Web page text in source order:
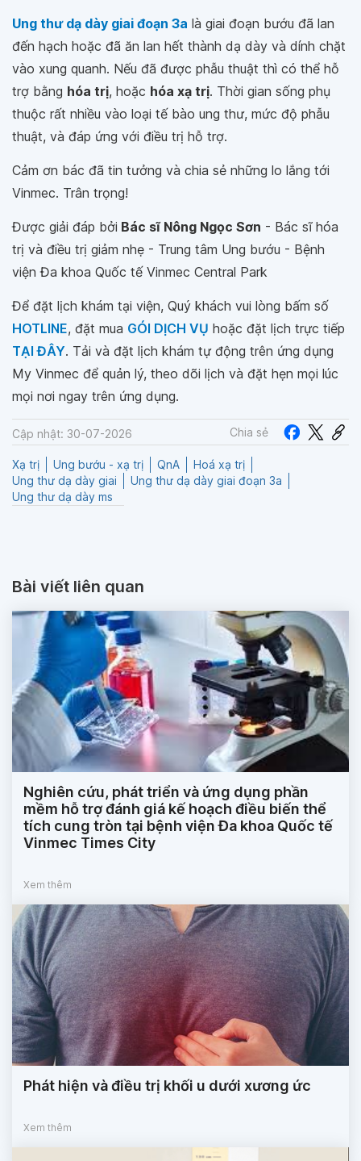
Ung thư dạ dày giai đoạn 3a là giai đoạn bướu đã lan
đến hạch hoặc đã ăn lan hết thành dạ dày và dính chặt
vào xung quanh. Nếu đã được phẫu thuật thì có thể hỗ
trợ bằng hóa trị, hoặc hóa xạ trị. Thời gian sống phụ
thuộc rất nhiều vào loại tế bào ung thư, mức độ phẫu
thuật, và đáp ứng với điều trị hỗ trợ.
Cảm ơn bác đã tin tưởng và chia sẻ những lo lắng tới
Vinmec. Trân trọng!
Được giải đáp bởi Bác sĩ Nông Ngọc Sơn - Bác sĩ hóa
trị và điều trị giảm nhẹ - Trung tâm Ung bướu - Bệnh
viện Đa khoa Quốc tế Vinmec Central Park
Để đặt lịch khám tại viện, Quý khách vui lòng bấm số
HOTLINE, đặt mua GÓI DỊCH VỤ hoặc đặt lịch trực tiếp
TẠI ĐÂY. Tải và đặt lịch khám tự động trên ứng dụng
My Vinmec để quản lý, theo dõi lịch và đặt hẹn mọi lúc
mọi nơi ngay trên ứng dụng.
Cập nhật: 30-07-2026 Chia sẻ
Xạ trị Ung bướu - xạ trị QnA
Hoá xạ trị
Ung thư dạ dày giai
Ung thư dạ dày giai đoạn 3a
Ung thư dạ dày ms
Bài viết liên quan
Nghiên cứu, phát triển và ứng dụng phần
mềm hỗ trợ đánh giá kế hoạch điều biến thể
tích cung tròn tại bệnh viện Đa khoa Quốc tế
Vinmec Times City
Xem thêm
Phát hiện và điều trị khối u dưới xương ức
Xem thêm